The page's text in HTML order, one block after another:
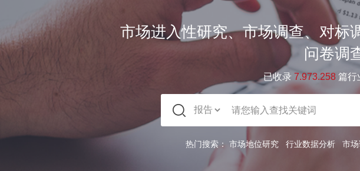
市场进入性研究、市场调查、对标
问卷调
已收录 7.973.258 篇行
热门搜索： 市场地位研究 行业数据分析 市